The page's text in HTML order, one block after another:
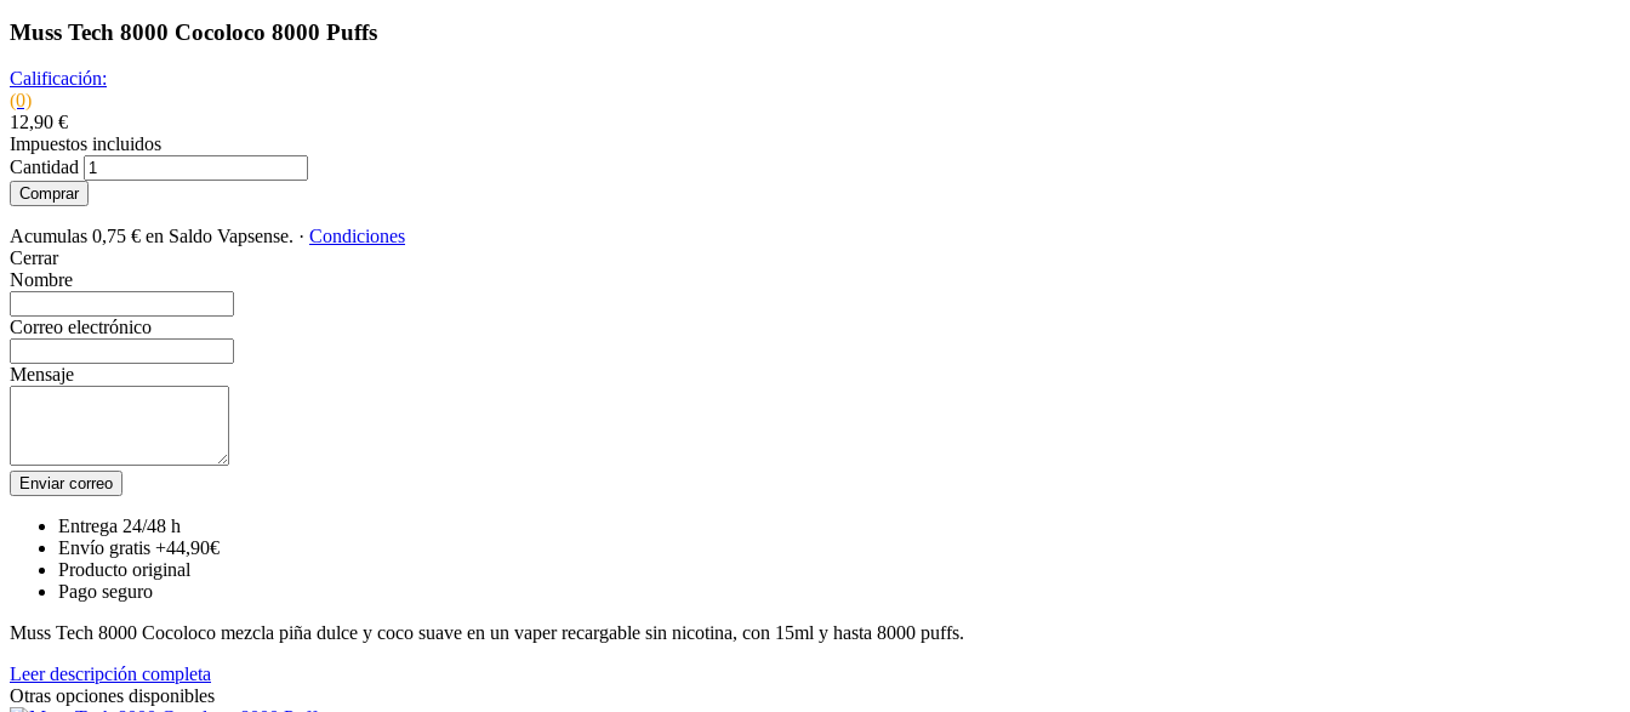
Muss Tech 8000 Cocoloco 8000 Puffs
Calificación:
(0)
12,90 €
Impuestos incluidos
Cantidad
Comprar
Acumulas 0,75 € en Saldo Vapsense. · Condiciones
Cerrar
Nombre
Correo electrónico
Mensaje
Enviar correo
Entrega 24/48 h
Envío gratis +44,90€
Producto original
Pago seguro
Muss Tech 8000 Cocoloco mezcla piña dulce y coco suave en un vaper recargable sin nicotina, con 15ml y hasta 8000 puffs.
Leer descripción completa
Otras opciones disponibles